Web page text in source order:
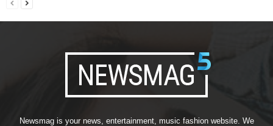
Newsmag is your news, entertainment, music fashion website. We